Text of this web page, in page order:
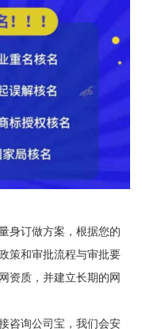
身订做方案，根据您的
策和审批流程与审批要
资质，并建立长期的网
咨询公司宝，我们会安